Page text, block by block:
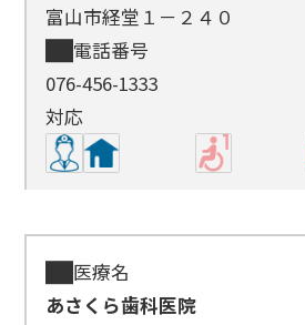
富山市経堂１－２４０
電話番号
076-456-1333
対応
医療名
あさくら歯科医院